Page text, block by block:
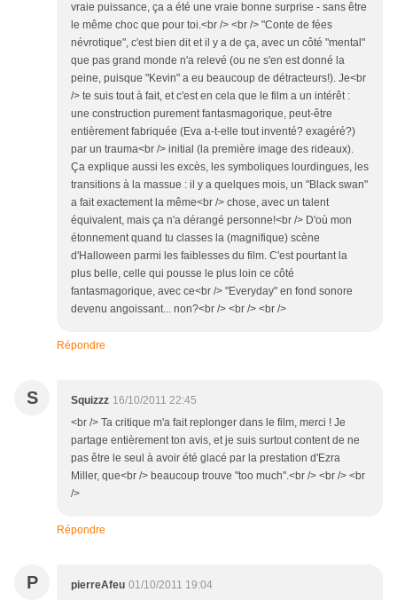
vraie puissance, ça a été une vraie bonne surprise - sans être
le même choc que pour toi.<br /> <br /> "Conte de fées
névrotique", c'est bien dit et il y a de ça, avec un côté "mental"
que pas grand monde n'a relevé (ou ne s'en est donné la
peine, puisque "Kevin" a eu beaucoup de détracteurs!). Je<br
/> te suis tout à fait, et c'est en cela que le film a un intérêt :
une construction purement fantasmagorique, peut-être
entièrement fabriquée (Eva a-t-elle tout inventé? exagéré?)
par un trauma<br /> initial (la première image des rideaux).
Ça explique aussi les excès, les symboliques lourdingues, les
transitions à la massue : il y a quelques mois, un "Black swan"
a fait exactement la même<br /> chose, avec un talent
équivalent, mais ça n'a dérangé personne!<br /> D'où mon
étonnement quand tu classes la (magnifique) scène
d'Halloween parmi les faiblesses du film. C'est pourtant la
plus belle, celle qui pousse le plus loin ce côté
fantasmagorique, avec ce<br /> "Everyday" en fond sonore
devenu angoissant... non?<br /> <br /> <br />
Répondre
S Squizzz 16/10/2011 22:45
<br /> Ta critique m'a fait replonger dans le film, merci ! Je
partage entièrement ton avis, et je suis surtout content de ne
pas être le seul à avoir été glacé par la prestation d'Ezra
Miller, que<br /> beaucoup trouve "too much".<br /> <br /> <br
/>
Répondre
P pierreAfeu 01/10/2011 19:04